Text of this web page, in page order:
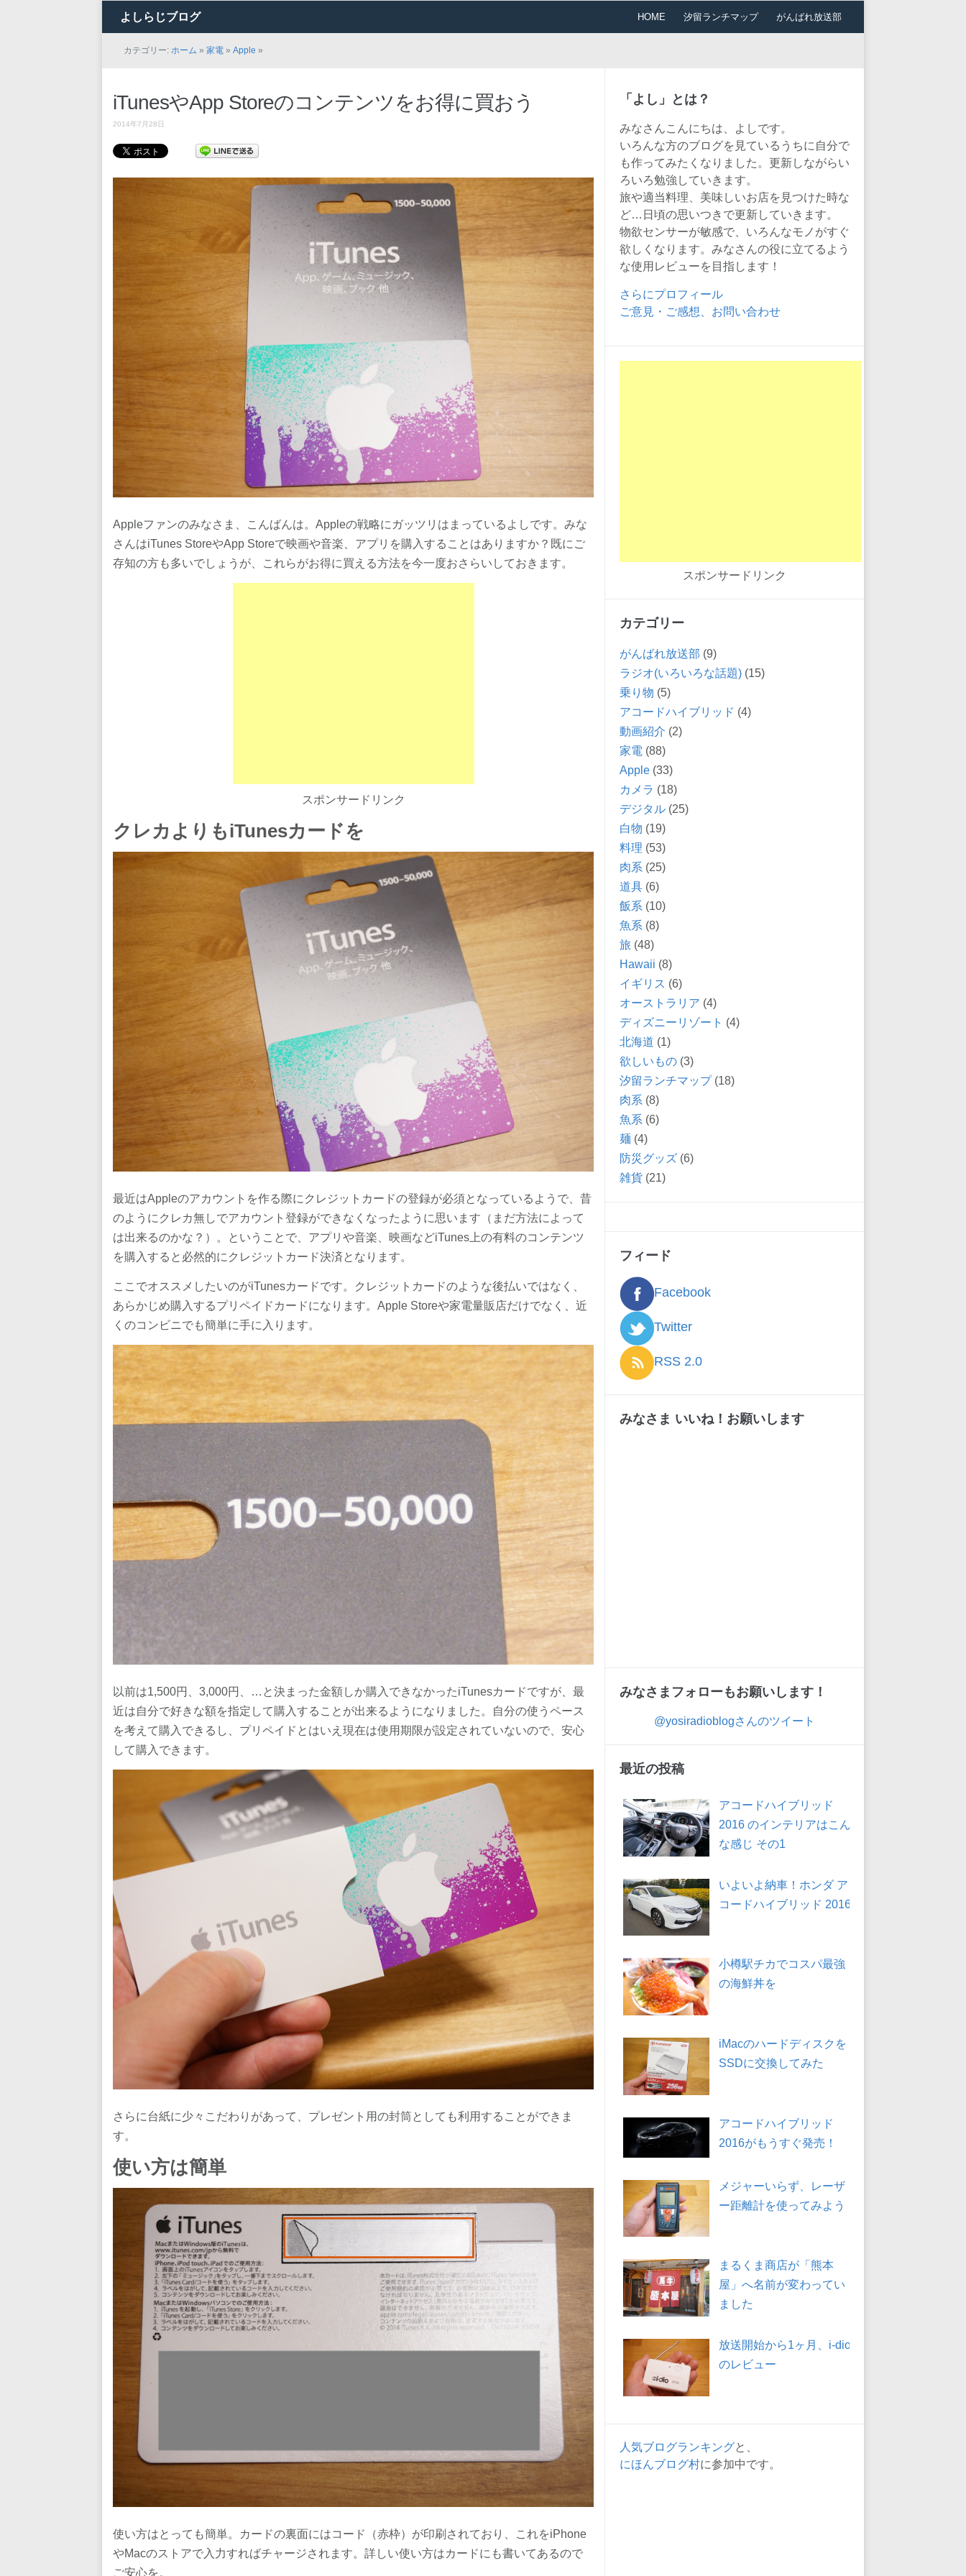
よしらじブログ HOME 汐留ランチマップ がんばれ放送部
カテゴリー: ホーム » 家電 » Apple »
iTunesやApp Storeのコンテンツをお得に買おう
2014年7月28日
Appleファンのみなさま、こんばんは。Appleの戦略にガッツリはまっているよしです。みな
さんはiTunes StoreやApp Storeで映画や音楽、アプリを購入することはありますか？既にご
存知の方も多いでしょうが、これらがお得に買える方法を今一度おさらいしておきます。
スポンサードリンク
クレカよりもiTunesカードを
最近はAppleのアカウントを作る際にクレジットカードの登録が必須となっているようで、昔
のようにクレカ無しでアカウント登録ができなくなったように思います（まだ方法によって
は出来るのかな？）。ということで、アプリや音楽、映画などiTunes上の有料のコンテンツ
を購入すると必然的にクレジットカード決済となります。
ここでオススメしたいのがiTunesカードです。クレジットカードのような後払いではなく、
あらかじめ購入するプリペイドカードになります。Apple Storeや家電量販店だけでなく、近
くのコンビニでも簡単に手に入ります。
以前は1,500円、3,000円、…と決まった金額しか購入できなかったiTunesカードですが、最
近は自分で好きな額を指定して購入することが出来るようになりました。自分の使うペース
を考えて購入できるし、プリペイドとはいえ現在は使用期限が設定されていないので、安心
して購入できます。
さらに台紙に少々こだわりがあって、プレゼント用の封筒としても利用することができま
す。
使い方は簡単
使い方はとっても簡単。カードの裏面にはコード（赤枠）が印刷されており、これをiPhone
やMacのストアで入力すればチャージされます。詳しい使い方はカードにも書いてあるので
ご安心を。
「よし」とは？
みなさんこんにちは、よしです。
いろんな方のブログを見ているうちに自分で
も作ってみたくなりました。更新しながらい
ろいろ勉強していきます。
旅や適当料理、美味しいお店を見つけた時な
ど…日頃の思いつきで更新していきます。
物欲センサーが敏感で、いろんなモノがすぐ
欲しくなります。みなさんの役に立てるよう
な使用レビューを目指します！
さらにプロフィール
ご意見・ご感想、お問い合わせ
スポンサードリンク
カテゴリー
がんばれ放送部 (9)
ラジオ(いろいろな話題) (15)
乗り物 (5)
アコードハイブリッド (4)
動画紹介 (2)
家電 (88)
Apple (33)
カメラ (18)
デジタル (25)
白物 (19)
料理 (53)
肉系 (25)
道具 (6)
飯系 (10)
魚系 (8)
旅 (48)
Hawaii (8)
イギリス (6)
オーストラリア (4)
ディズニーリゾート (4)
北海道 (1)
欲しいもの (3)
汐留ランチマップ(18)
肉系 (8)
魚系 (6)
麺 (4)
防災グッズ (6)
雑貨 (21)
フィード
Facebook
Twitter
RSS 2.0
みなさま いいね！お願いします
みなさまフォローもお願いします！
@yosiradioblogさんのツイート
最近の投稿
アコードハイブリッド
2016 のインテリアはこん
な感じ その1
いよいよ納車！ホンダ ア
コードハイブリッド 2016
小樽駅チカでコスパ最強
の海鮮丼を
iMacのハードディスクを
SSDに交換してみた
アコードハイブリッド
2016がもうすぐ発売！
メジャーいらず、レーザ
ー距離計を使ってみよう
まるくま商店が「熊本
屋」へ名前が変わってい
ました
放送開始から1ヶ月、i-dio
のレビュー
人気ブログランキングと、
にほんブログ村に参加中です。